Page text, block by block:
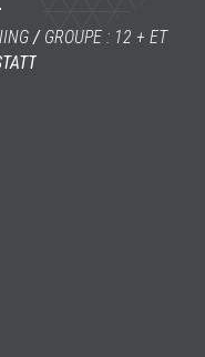
/ GROUPE : 12 + ET